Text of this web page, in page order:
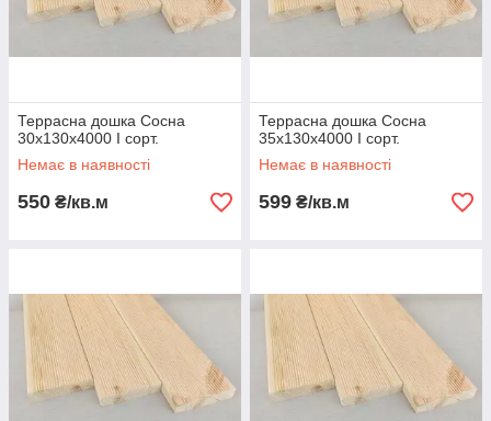
Террасна дошка Сосна
30х130х4000 І сорт.
Немає в наявності
550 ₴/кв.м
Террасна дошка Сосна
35х130х4000 І сорт.
Немає в наявності
599 ₴/кв.м